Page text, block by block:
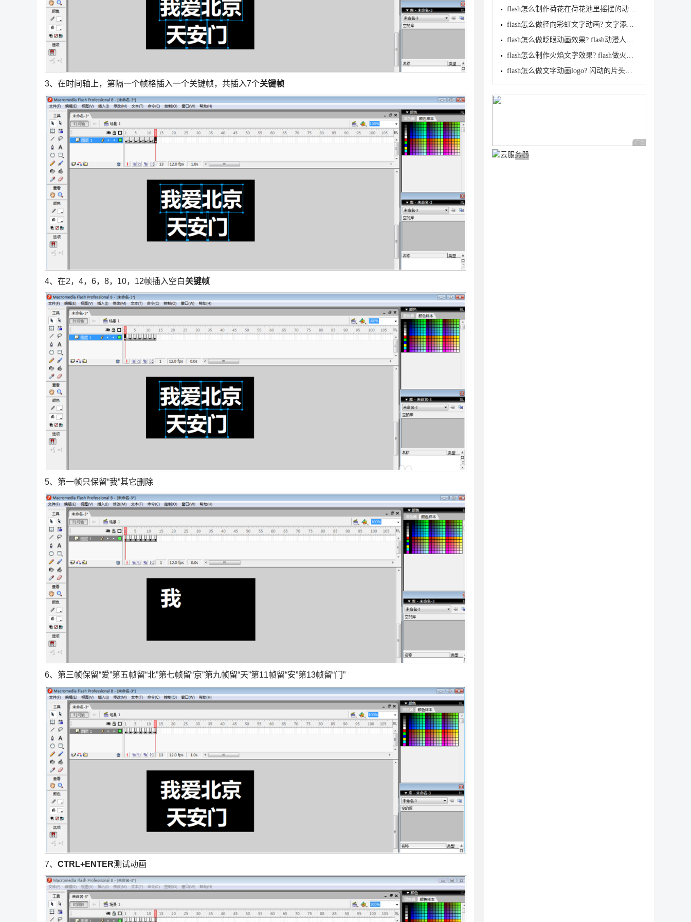
3、在时间轴上，第隔一个帧格插入一个关键帧，共插入7个关键帧
4、在2，4，6，8，10，12帧插入空白关键帧
5、第一帧只保留“我”其它删除
6、第三帧保留“爱”第五帧留“北”第七帧留“京”第九帧留“天”第11帧留“安”第13帧留“门”
7、 CTRL+ENTER测试动画
flash怎么制作荷花在荷花池里摇摆的动画? FLASH做摆动
flash怎么做径向彩虹文字动画? 文字添加彩虹动画效果
flash怎么做眨眼动画效果? flash动漫人物眨眼动画的做
flash怎么制作火焰文字效果? flash做火焰字体动画的技
flash怎么做文字动画logo? 闪动的片头动画flash的实现
广告 商业广告，理性
广告 商业广告，理性选择